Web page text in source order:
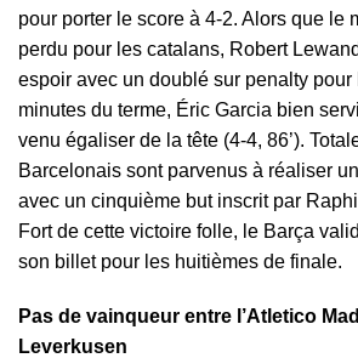
pour porter le score à 4-2. Alors que le
perdu pour les catalans, Robert
espoir avec un doublé sur penalty pour
minutes du terme, Éric Garcia bien
venu égaliser de la tête (4-4, 86’).
Barcelonais sont parvenus à réaliser
avec un cinquième but inscrit par
Fort de cette victoire folle, le Barça
son billet pour les huitièmes de finale.
Pas de vainqueur entre l’Atletico
Leverkusen